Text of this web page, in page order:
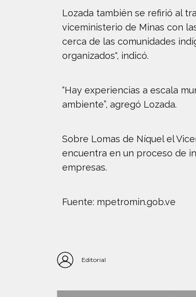
Lozada también se refirió al
viceministerio de Minas con
cerca de las comunidades
organizados", indicó.
“Hay experiencias a escala
ambiente”, agregó Lozada.
Sobre Lomas de Níquel el
encuentra en un proceso de
empresas.
Fuente: mpetromin.gob.ve
Editorial